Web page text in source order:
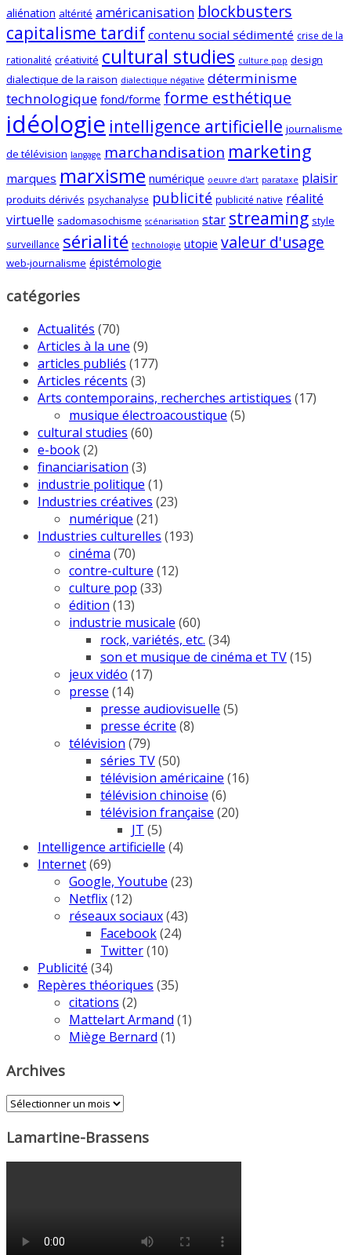
aliénation altérité américanisation blockbusters
capitalisme tardif contenu social sédimenté crise de la
rationalité créativité cultural studies culture pop design
dialectique de la raison dialectique négative déterminisme
technologique fond/forme forme esthétique
idéologie intelligence artificielle journalisme
de télévision langage marchandisation marketing
marques marxisme numérique oeuvre d'art parataxe plaisir
produits dérivés psychanalyse publicité publicité native réalité
virtuelle sadomasochisme scénarisation star streaming style
surveillance sérialité technologie utopie valeur d'usage
web-journalisme épistémologie
catégories
Actualités (70)
Articles à la une (9)
articles publiés (177)
Articles récents (3)
Arts contemporains, recherches artistiques (17)
musique électroacoustique (5)
cultural studies (60)
e-book(2)
financiarisation (3)
industrie politique (1)
Industries créatives (23)
numérique (21)
Industries culturelles (193)
cinéma (70)
contre-culture (12)
culture pop (33)
édition (13)
industrie musicale (60)
rock, variétés, etc. (34)
son et musique de cinéma et TV(15)
jeux vidéo (17)
presse (14)
presse audiovisuelle (5)
presse écrite (8)
télévision (79)
séries TV(50)
télévision américaine (16)
télévision chinoise (6)
télévision française (20)
JT (5)
Intelligence artificielle (4)
Internet(69)
Google, Youtube (23)
Netflix(12)
réseaux sociaux(43)
Facebook(24)
Twitter(10)
Publicité (34)
Repères théoriques (35)
citations (2)
Mattelart Armand (1)
Miège Bernard (1)
Archives
Archives
Lamartine-Brassens